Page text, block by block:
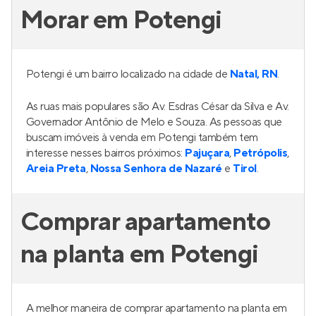
Morar em Potengi
Potengi é um bairro localizado na cidade de Natal, RN.
As ruas mais populares são Av. Esdras César da Silva e Av.
Governador Antônio de Melo e Souza. As pessoas que
buscam imóveis à venda em Potengi também tem
interesse nesses bairros próximos: Pajuçara, Petrópolis,
Areia Preta, Nossa Senhora de Nazaré e Tirol.
Comprar apartamento
na planta em Potengi
A melhor maneira de comprar apartamento na planta em